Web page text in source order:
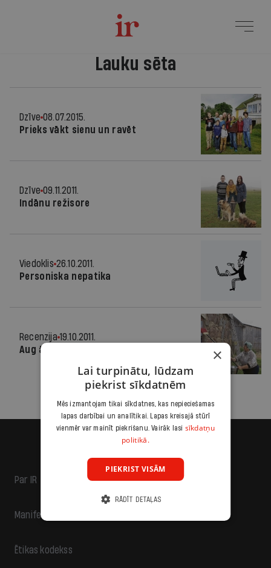
Lauku sēta
Dzīve 08.07.2015.
Prieks vākt sienu un ravēt
Dzīve 09.11.2011.
Indānu režisore
Viedoklis 26.10.2011.
Personiska nepatika
Recenzija 19.10.2011.
Aug āboli, ienākas siens
Par IR
Manifests
Ētikas kodekss
×
Lai turpinātu, lūdzam
piekrist sīkdatnēm
Mēs izmantojam tikai sīkdatnes, kas nepieciešamas
lapas darbībai un analītikai. Lapas kreisajā stūrī
vienmēr var mainīt piekrišanu. Vairāk lasi sīkdatņu
politikā.
PIEKRIST VISĀM
RĀDĪT DETAĻAS